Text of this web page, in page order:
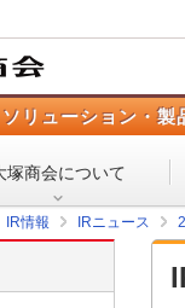
ソリューション・製
塚商会について
IR情報 IRニュース